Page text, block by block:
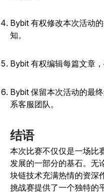
Bybit 有权修改本次活动
知。
Bybit 有权编辑每篇文章，
Bybit 保留本次活动的最
系客服团队。
结语
本次比赛不仅仅是一场比
发展的一部分的基石。无
块链技术充满热情的资深
挑战赛提供了一个独特的